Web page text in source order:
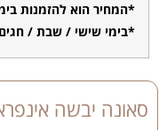
*המחיר הוא להזמנות בימים ראשון עד
*בימי שישי / שבת / חגים יש
סאונה יבשה